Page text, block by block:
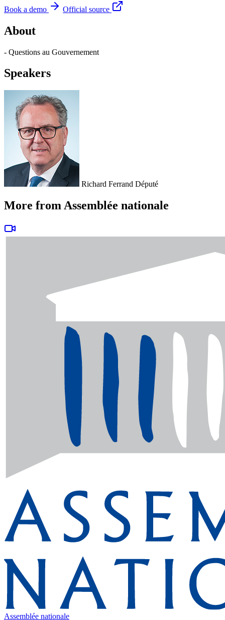
Book a demo
Official source
About
- Questions au Gouvernement
Speakers
Richard Ferrand Député
More from Assemblée nationale
Assemblée nationale